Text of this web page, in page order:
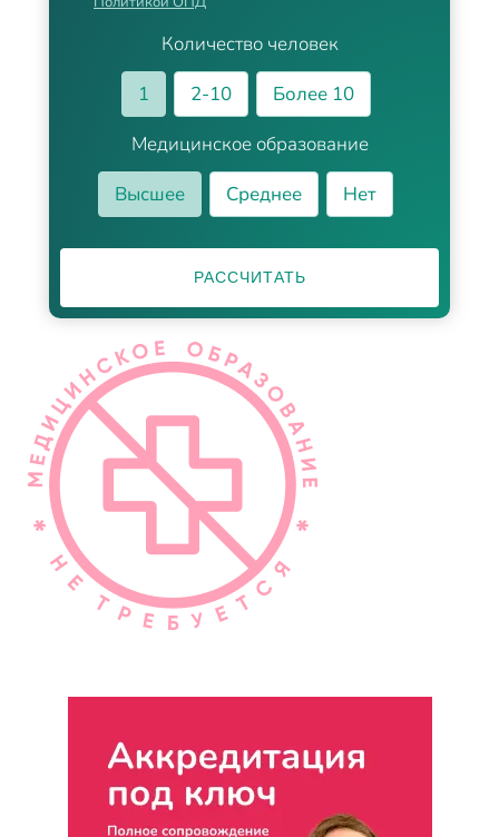
Количество человек
1
2-10
Более 10
Медицинское образование
Высшее
Среднее Нет
РАССЧИТАТЬ